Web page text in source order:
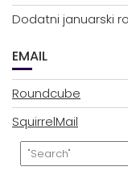
Dodatni januarski
EMAIL
Roundcube
SquirrelMail